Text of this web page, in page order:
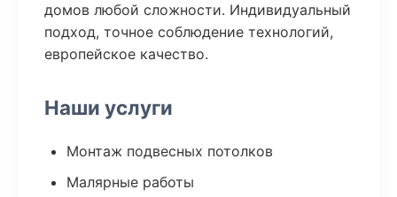
домов любой сложности. Индивидуальный
подход, точное соблюдение технологий,
европейское качество.
Наши услуги
Монтаж подвесных потолков
Малярные работы